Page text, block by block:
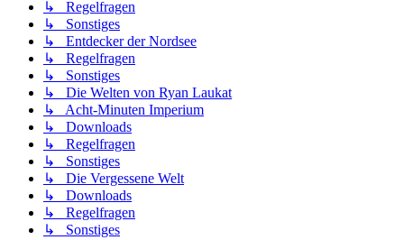
↳ Regelfragen
↳ Sonstiges
↳ Entdecker der Nordsee
↳ Regelfragen
↳ Sonstiges
↳ Die Welten von Ryan Laukat
↳ Acht-Minuten Imperium
↳ Downloads
↳ Regelfragen
↳ Sonstiges
↳ Die Vergessene Welt
↳ Downloads
↳ Regelfragen
↳ Sonstiges